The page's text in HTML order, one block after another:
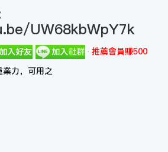
UW68kbWpY7k
推薦會員賺500
力，可用之